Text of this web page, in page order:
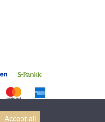
Accept all